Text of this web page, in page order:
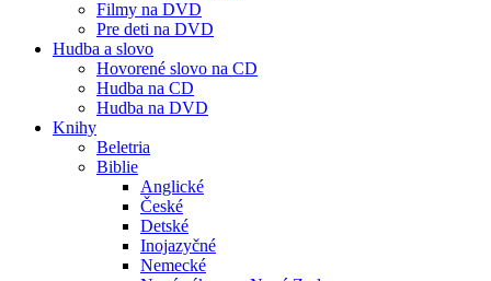
Filmy na DVD
Pre deti na DVD
Hudba a slovo
Hovorené slovo na CD
Hudba na CD
Hudba na DVD
Knihy
Beletria
Biblie
Anglické
České
Detské
Inojazyčné
Nemecké